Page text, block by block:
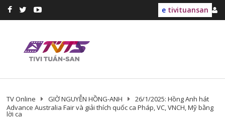
e tivituansan
TV Online GIỜ NGUYỄN HỒNG-ANH
26/1/2025: Hồng Anh hát
Advance Australia Fair và giải thích quốc ca Pháp, VC, VNCH, Mỹ bằng
lời ca